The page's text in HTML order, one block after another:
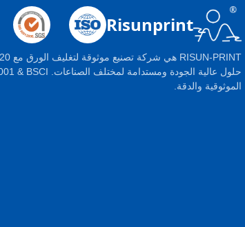
Risunprint
الموثوقية والدقة.